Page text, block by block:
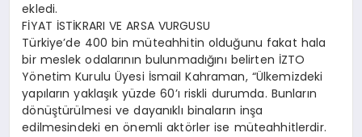
ekledi.
FİYAT İSTİKRARI VE ARSA VURGUSU
Türkiye’de 400 bin müteahhitin olduğunu fakat hala
bir meslek odalarının bulunmadığını belirten İZTO
Yönetim Kurulu Üyesi İsmail Kahraman, “Ülkemizdeki
yapıların yaklaşık yüzde 60’ı riskli durumda. Bunların
dönüştürülmesi ve dayanıklı binaların inşa
edilmesindeki en önemli aktörler ise müteahhitlerdir.